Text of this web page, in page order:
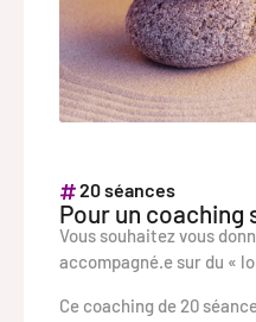
20 séances
Pour un coaching
Vous souhaitez vous
accompagné.e sur du «
Ce coaching de 20